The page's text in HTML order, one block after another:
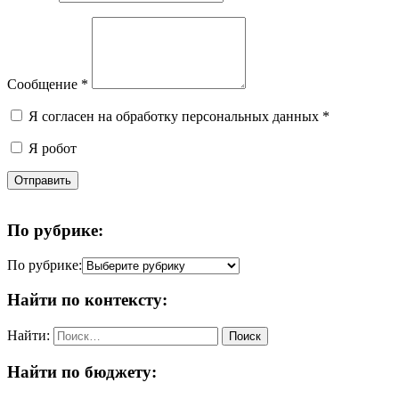
Сообщение *
Я согласен на обработку персональных данных *
Я робот
Отправить
По рубрике:
По рубрике:
Найти по контексту:
Найти:
Найти по бюджету: